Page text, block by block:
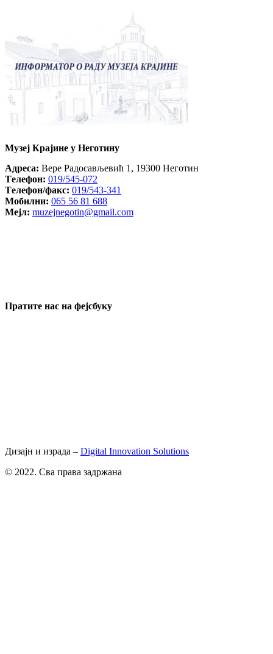
Музеј Крајине у Неготину
Aдреса: Вере Радосављевић 1, 19300 Неготин
Tелефон: 019/545-072
Tелефон/факс: 019/543-341
Mобилни: 065 56 81 688
Mејл: muzejnegotin@gmail.com
Пратите нас на фејсбуку
Дизајн и израда – Digital Innovation Solutions
© 2022. Сва права задржана